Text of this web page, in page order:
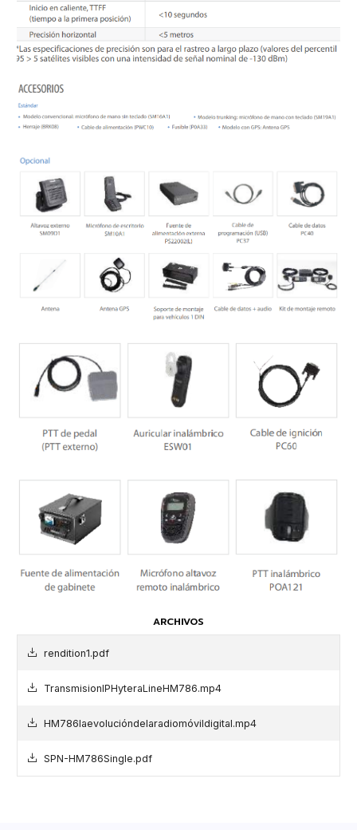
ARCHIVOS
rendition1.pdf
TransmisionIPHyteraLineHM786.mp4
HM786laevolucióndelaradiomóvildigital.mp4
SPN-HM786Single.pdf